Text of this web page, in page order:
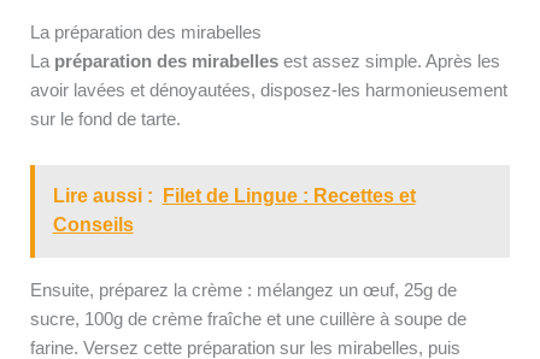
La préparation des mirabelles
La préparation des mirabelles est assez simple. Après les
avoir lavées et dénoyautées, disposez-les harmonieusement
sur le fond de tarte.
Lire aussi :
Filet de Lingue : Recettes et
Conseils
Ensuite, préparez la crème : mélangez un œuf, 25g de
sucre, 100g de crème fraîche et une cuillère à soupe de
farine. Versez cette préparation sur les mirabelles, puis